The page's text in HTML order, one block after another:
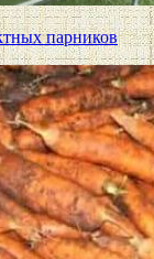
парников